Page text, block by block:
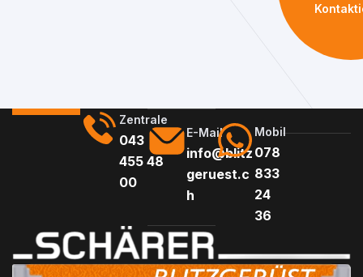
Zentrale
043
455 48
00
E-Mail
info@blitz
geruest.c
h
Mobil
078
833
24
36